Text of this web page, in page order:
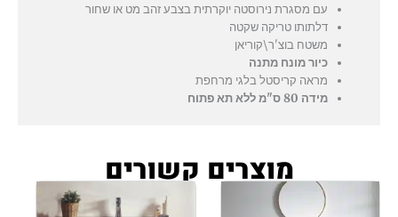
עם מסגרת נירוסטה יוקרתית בצבע זהב מט או שחור
דלתותו טריקה שקטה
משטח בוצ'ר\קוריאן
כיור מונח מתנה
מראה קריסטל בלגי מרחפת
מידה 80 ס"מ ללא תא פתוח
מוצרים קשורים